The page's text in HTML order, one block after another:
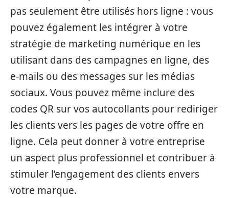
pas seulement être utilisés hors ligne : vous
pouvez également les intégrer à votre
stratégie de marketing numérique en les
utilisant dans des campagnes en ligne, des
e-mails ou des messages sur les médias
sociaux. Vous pouvez même inclure des
codes QR sur vos autocollants pour rediriger
les clients vers les pages de votre offre en
ligne. Cela peut donner à votre entreprise
un aspect plus professionnel et contribuer à
stimuler l’engagement des clients envers
votre marque.